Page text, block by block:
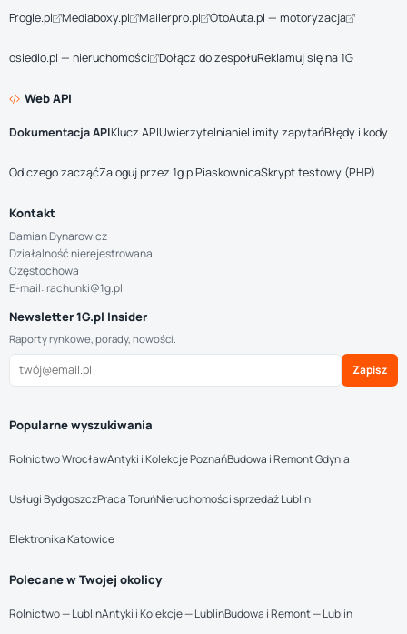
Frogle.pl Mediaboxy.pl Mailerpro.pl OtoAuta.pl — motoryzacja
osiedlo.pl — nieruchomości Dołącz do zespołuReklamuj się na 1G
Web API
Dokumentacja APIKlucz APIUwierzytelnianieLimity zapytańBłędy i kody
Od czego zacząćZaloguj przez 1g.plPiaskownicaSkrypt testowy (PHP)
Kontakt
Damian Dynarowicz
Działalność nierejestrowana
Częstochowa
E-mail: rachunki@1g.pl
Newsletter 1G.pl Insider
Raporty rynkowe, porady, nowości.
Zapisz
Popularne wyszukiwania
Rolnictwo WrocławAntyki i Kolekcje PoznańBudowa i Remont Gdynia
Usługi BydgoszczPraca ToruńNieruchomości sprzedaż Lublin
Elektronika Katowice
Polecane w Twojej okolicy
Rolnictwo — LublinAntyki i Kolekcje — LublinBudowa i Remont — Lublin